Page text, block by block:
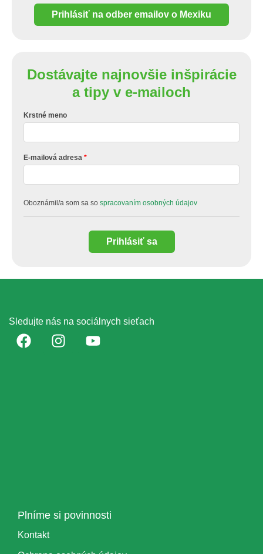
Prihlásiť na odber emailov o Mexiku
Dostávajte najnovšie inšpirácie
a tipy v e-mailoch
Krstné meno
E-mailová adresa
Oboznámil/a som sa sospracovaním osobných údajov
Prihlásiť sa
Sledujte nás na sociálnych sieťach
Plníme si povinnosti
Kontakt